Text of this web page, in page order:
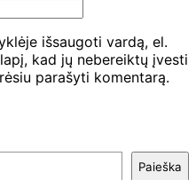
išsaugoti vardą, el.
kad jų nebereiktų įvesti
parašyti komentarą.
Paieška